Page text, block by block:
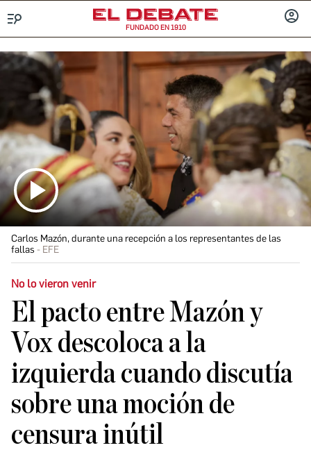
FUNDADO EN 1910
Carlos Mazón, durante una recepción a los representantes de las
fallas
EFE
No lo vieron venir
El pacto entre Mazón y
Vox descoloca a la
izquierda cuando discutía
sobre una moción de
censura inútil